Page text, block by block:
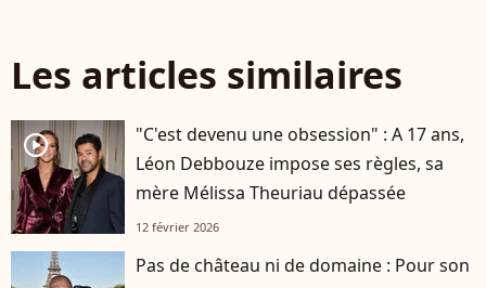
Les articles similaires
player2
"C'est devenu une obsession" : A 17 ans,
Léon Debbouze impose ses règles, sa
mère Mélissa Theuriau dépassée
12 février 2026
Pas de château ni de domaine : Pour son